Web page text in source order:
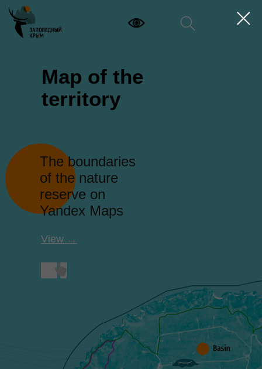
Map of the
territory
The boundaries
of the nature
reserve on
Yandex Maps
View →